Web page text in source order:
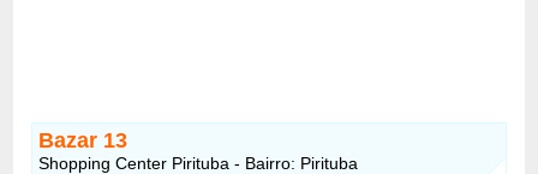
Bazar 13
Shopping Center Pirituba - Bairro: Pirituba